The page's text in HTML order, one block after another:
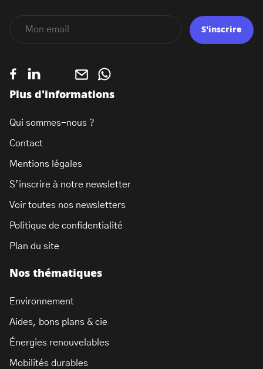
Nos thématiques
Environnement
Aides, bons plans & cie
Énergies renouvelables
Mobilités durables
Plus d'informations
Qui sommes-nous ?
Contact
Mentions légales
S’inscrire à notre newsletter
Voir toutes nos newsletters
Politique de confidentialité
Plan du site
S'inscrire